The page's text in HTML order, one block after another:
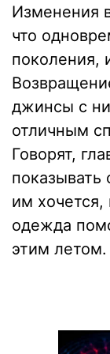
Изменения
что
поколения,
джинсы с
отличным
Говорят,
показывать
им
одежда
этим летом.